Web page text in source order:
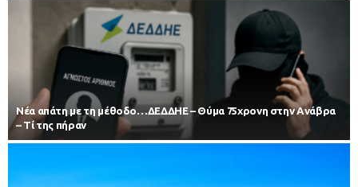
Νέα απάτη με τη μέθοδο…ΔΕΔΔΗΕ – Θύμα 75χρονη στην Ανάβρα
– Τί της πήραν